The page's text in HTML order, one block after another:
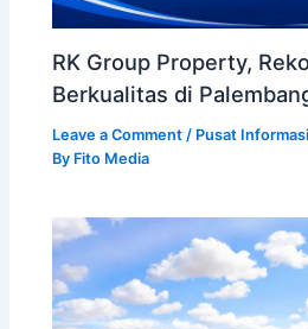
RK Group Property,
Berkualitas di
Leave a Comment / Pusat
By Fito Media